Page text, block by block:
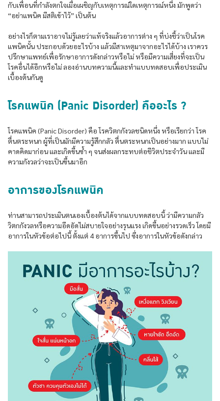
กับเพื่อนที่กำลังตกใจเมื่อเผชิญกับเหตุการณ์ใดเหตุการณ์หนึ่ง มักพูดว่า
“อย่าแพนิค มีสติเข้าไว้” เป็นต้น
อย่างไรก็ตามเราอาจไม่รู้เลยว่าแท้จริงแล้วอาการต่าง ๆ ที่บ่งชี้ว่าเป็นโรค
แพนิคนั้น ประกอบด้วยอะไรบ้าง แล้วมีสาเหตุมาจากอะไรได้บ้าง เราควร
ปรึกษาแพทย์เพื่อรักษาอาการดังกล่าวหรือไม่ หรือมีความเสี่ยงที่จะเป็น
โรคอื่นได้อีกหรือไม่ ลองอ่านบทความนี้และทำแบบทดสอบเพื่อประเมิน
เบื้องต้นกันดู
โรคแพนิค (Panic Disorder) คืออะไร ?
โรคแพนิค (Panic Disorder) คือ โรควิตกกังวลชนิดหนึ่ง หรือเรียกว่า โรค
ตื่นตระหนก ผู้ที่เป็นมักมีความรู้สึกกลัว ตื่นตระหนกเป็นอย่างมาก แบบไม่
คาดคิดมาก่อน และเกิดขึ้นซ้ำ ๆ จนส่งผลกระทบต่อชีวิตประจำวัน และมี
ความกังวลว่าจะเป็นขึ้นมาอีก
อาการของโรคแพนิค
ท่านสามารถประเมินตนเองเบื้องต้นได้จากแบบทดสอบนี้ ว่ามีความกลัว
วิตกกังวลหรือความอึดอัดไม่สบายใจอย่างรุนแรง เกิดขึ้นอย่างรวดเร็ว โดยมี
อาการในหัวข้อต่อไปนี้ ตั้งแต่ 4 อาการขึ้นไป ซึ่งอาการในหัวข้อดังกล่าว